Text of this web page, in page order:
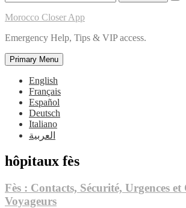
Morocco Closer App
Emergency Help, Tips & VIP access.
Primary Menu
English
Français
Español
Deutsch
Italiano
العربية
hôpitaux fès
Fès : Contacts, Sécurité, Urgences
Voyageurs